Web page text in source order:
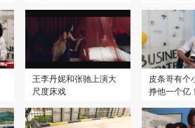
王李丹妮和张驰上演大
尺度床戏
皮条哥有个
挣他一个亿！